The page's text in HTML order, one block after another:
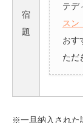
宿
題
テデ
スン
おす
ただ
※一旦納入された